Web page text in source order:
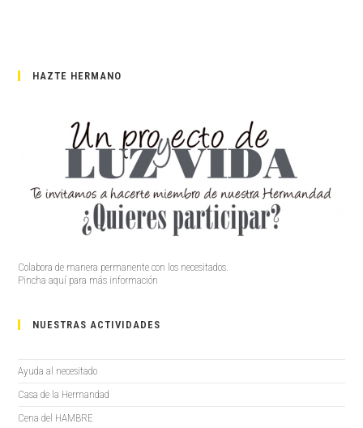
HAZTE HERMANO
Colabora de manera permanente con los necesitados.
Pincha aquí para más información
NUESTRAS ACTIVIDADES
Ayuda al necesitado
Casa de la Hermandad
Cena del HAMBRE